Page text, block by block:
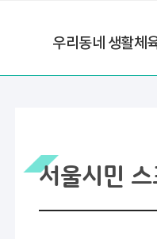
우리동네 생활체
서울시민